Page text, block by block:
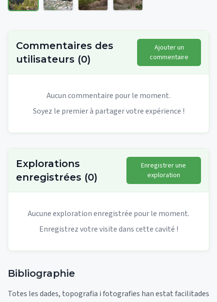
Commentaires des
utilisateurs (0)
Ajouter un
commentaire
Aucun commentaire pour le moment.
Soyez le premier à partager votre expérience !
Explorations
enregistrées (0)
Enregistrer une
exploration
Aucune exploration enregistrée pour le moment.
Enregistrez votre visite dans cette cavité !
Bibliographie
Totes les dades, topografia i fotografies han estat facilitades